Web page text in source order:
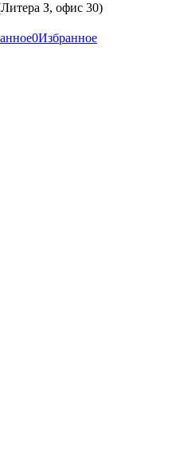
З, офис 30)
0Избранное